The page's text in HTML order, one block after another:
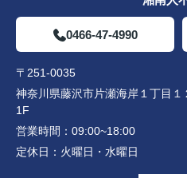
0466-47-4990
〒251-0035
神奈川県藤沢市片瀬海岸１丁目
1F
営業時間： 09:00~18:00
定休日： 火曜日・水曜日